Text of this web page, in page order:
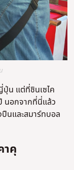
น แต่ที่ชินเซไค
นอกจากที่นี่แล้ว
นและสมาร์ทบอล
าคุ